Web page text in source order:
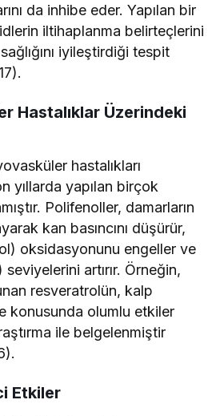
da inhibe eder. Yapılan bir
iltihaplanma belirteçlerini
iyileştirdiği tespit
Hastalıklar Üzerindeki
hastalıkları
yıllarda yapılan birçok
Polifenoller, damarların
kan basıncını düşürür,
oksidasyonunu engeller ve
artırır. Örneğin,
resveratrolün, kalp
konusunda olumlu etkiler
ile belgelenmiştir
Etkiler